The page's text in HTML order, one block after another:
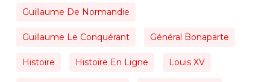
Guillaume De Normandie
Guillaume Le Conquérant Général Bonaparte
Histoire Histoire En Ligne Louis XV